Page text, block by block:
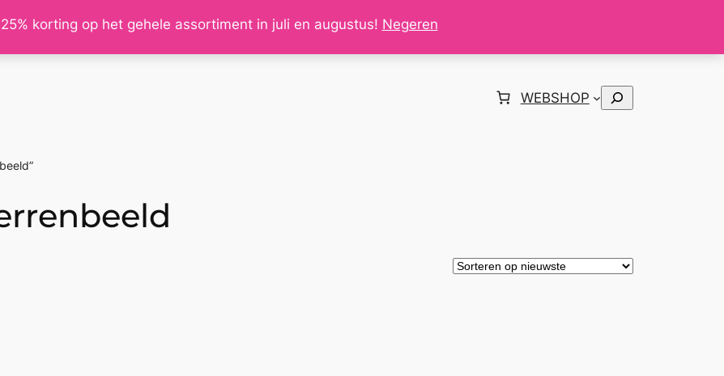
korting op het gehele assortiment in juli en augustus! Negeren
WEBSHOP
Zoeken